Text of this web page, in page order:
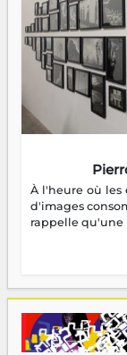
À l'heure où les
d'images
rappelle qu'une